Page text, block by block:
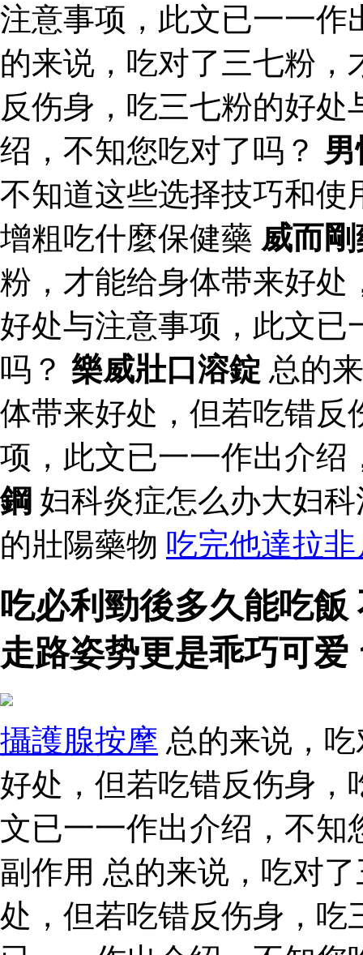
注意事项，此文已一一作
的来说，吃对了三七粉
反伤身，吃三七粉的好
绍，不知您吃对了吗？
不知道这些选择技巧和
增粗吃什麼保健藥 威而
粉，才能给身体带来好处
好处与注意事项，此文已
吗？ 樂威壯口溶錠 总的
体带来好处，但若吃错反
项，此文已一一作出介
鋼 妇科炎症怎么办大妇
的壯陽藥物 吃完他達拉
吃必利勁後多久能吃
走路姿势更是乖巧可爱
攝護腺按摩 总的来说，
好处，但若吃错反伤身，
文已一一作出介绍，不知
副作用 总的来说，吃对
处，但若吃错反伤身，吃